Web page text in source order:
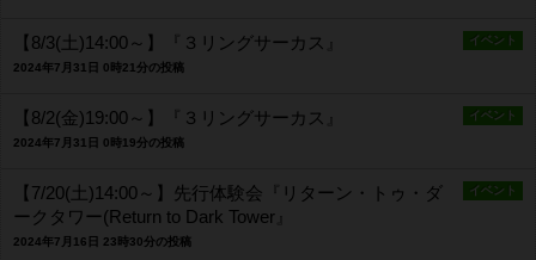
イベント
【8/3(土)14:00～】『３リングサーカス』
2024年7月31日 0時21分の投稿
イベント
【8/2(金)19:00～】『３リングサーカス』
2024年7月31日 0時19分の投稿
イベント
【7/20(土)14:00～】先行体験会『リターン・トゥ・ダ
ークタワー(Return to Dark Tower』
2024年7月16日 23時30分の投稿